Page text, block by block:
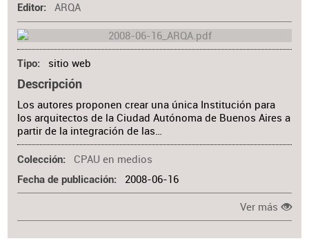
Editor ARQA
Tipo sitio web
Descripción
Los autores proponen crear una única Institución para
los arquitectos de la Ciudad Autónoma de Buenos Aires a
partir de la integración de las…
Colección CPAU en medios
Fecha de publicación 2008-06-16
Ver más